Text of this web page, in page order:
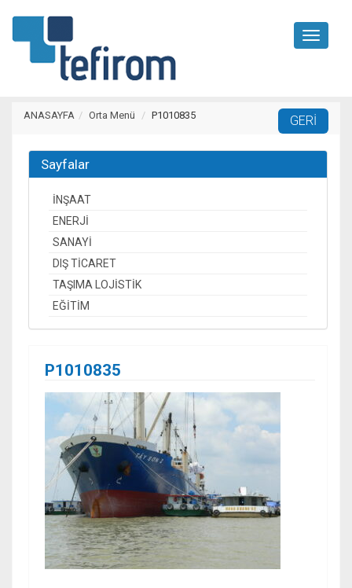
Toggle
ANASAYFA Orta Menü P1010835
Sayfalar
İNŞAAT
ENERJİ
SANAYİ
DIŞ TİCARET
TAŞIMA LOJİSTİK
EĞİTİM
P1010835